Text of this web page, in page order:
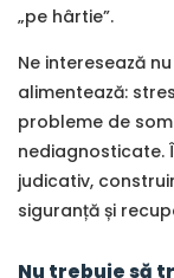
„pe hârtie”.
Ne interesează
alimentează:
probleme de
nediagnosticate.
judicativ,
siguranță și
Nu trebuie să